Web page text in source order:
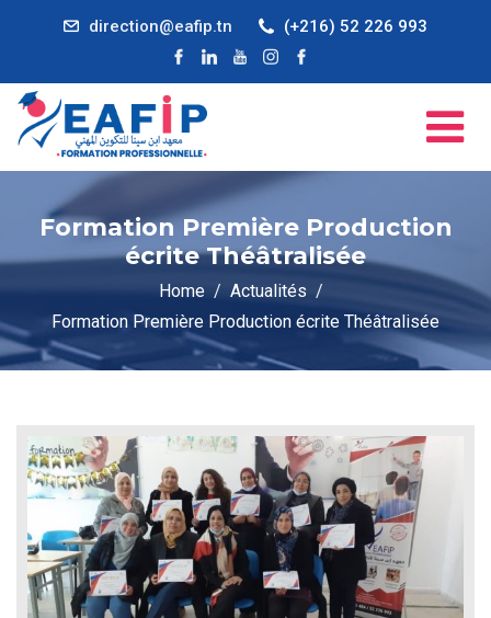
direction@eafip.tn (+216) 52 226 993
Formation Première Production
écrite Théâtralisée
Home
Actualités
Formation Première Production écrite Théâtralisée